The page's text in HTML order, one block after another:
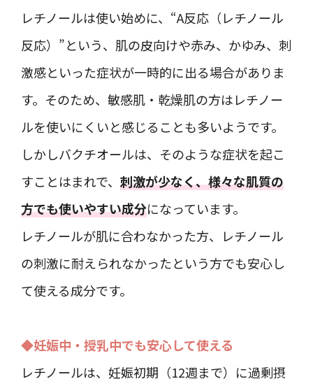
レチノールは使い始めに、“A反応（レチノール
反応）”という、肌の皮向けや赤み、かゆみ、刺
激感といった症状が一時的に出る場合がありま
す。そのため、敏感肌・乾燥肌の方はレチノー
ルを使いにくいと感じることも多いようです。
しかしバクチオールは、そのような症状を起こ
すことはまれで、 刺激が少なく、様々な肌質の
方でも使いやすい成分になっています。
レチノールが肌に合わなかった方、レチノール
の刺激に耐えられなかったという方でも安心し
て使える成分です。
◆妊娠中・授乳中でも安心して使える
レチノールは、妊娠初期（12週まで）に過剰摂